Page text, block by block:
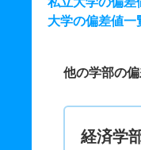
大学の偏差値一
他の学部の
経済学